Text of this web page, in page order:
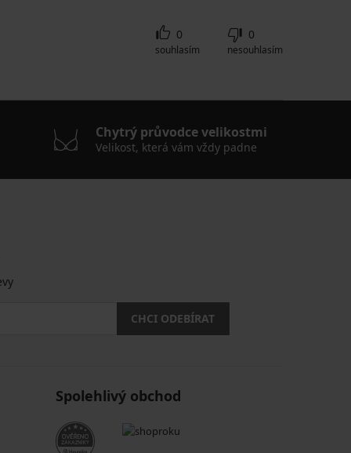
0
souhlasím
0
nesouhlasím
Chytrý průvodce velikostmi
Velikost, která vám vždy padne
CHCI ODEBÍRAT
Spolehlivý obchod